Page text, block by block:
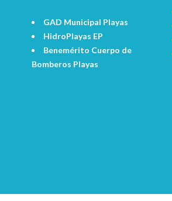
GAD Municipal Playas
HidroPlayas EP
Benemérito Cuerpo de
Bomberos Playas